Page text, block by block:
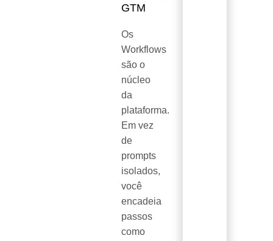
GTM
Os
Workflows
são o
núcleo
da
plataforma.
Em vez
de
prompts
isolados,
você
encadeia
passos
como